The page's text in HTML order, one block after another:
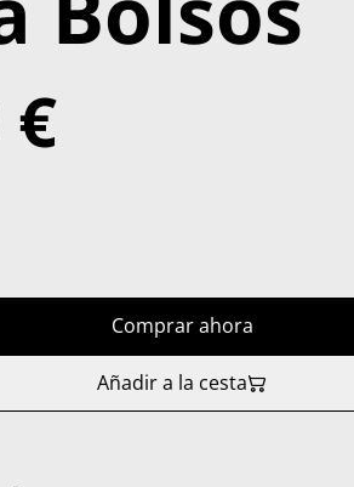
€
Comprar ahora
Añadir a la cesta